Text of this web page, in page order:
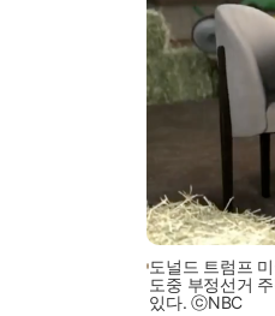
도널드 트럼프
도중 부정선거
있다. ⓒNBC